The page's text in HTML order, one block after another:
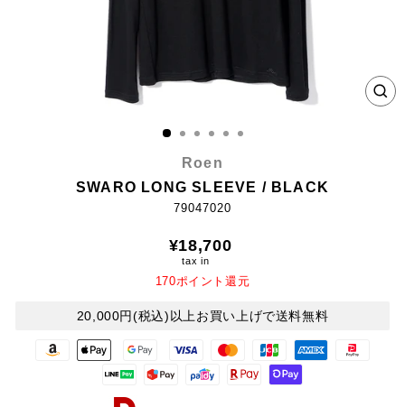
Roen
SWARO LONG SLEEVE / BLACK
79047020
Regular
price
¥18,700
tax in
170ポイント還元
20,000円(税込)以上お買い上げで送料無料